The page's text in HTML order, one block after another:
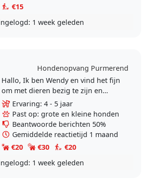
€15
1 week geleden
Hondenopvang Purmerend
Hallo, Ik ben Wendy en vind het fijn
om met dieren bezig te zijn en
wandel graag met uw hond en kan
soms ook op uw hond passen
wanneer u een paar..
Ervaring: 4 - 5 jaar
Past op: grote en kleine honden
Beantwoorde berichten 50%
Gemiddelde reactietijd 1 maand
€20
€30
€20
1 week geleden